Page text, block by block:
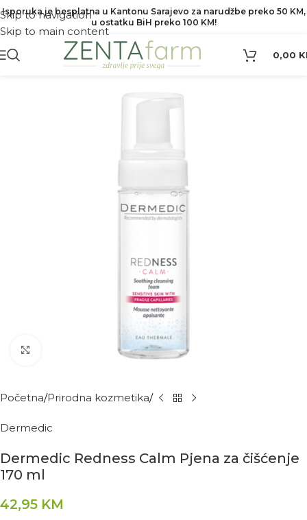
Skip to navigation
Skip to main content
Isporuka je besplatna u Kantonu Sarajevo za narudžbe preko 50 KM,
u ostatku BiH preko 100 KM!
0,00
Kliknite za povećanje
Početna Prirodna kozmetika
Dermedic
Dermedic Redness Calm Pjena za čišćenje
170 ml
42,95 KM